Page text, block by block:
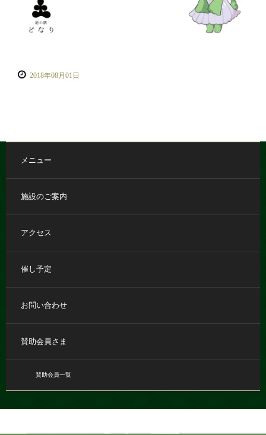
2018年08月01日
メニュー
施設のご案内
アクセス
催し予定
お問い合わせ
賛助会員さま
賛助会員一覧